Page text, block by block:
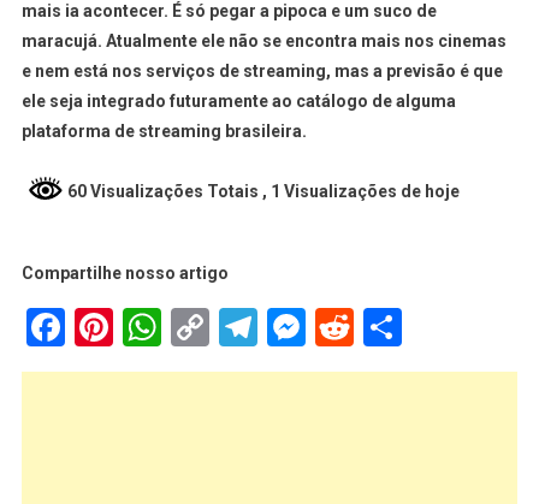
mais ia acontecer. É só pegar a pipoca e um suco de
maracujá. Atualmente ele não se encontra mais nos cinemas
e nem está nos serviços de streaming, mas a previsão é que
ele seja integrado futuramente ao catálogo de alguma
plataforma de streaming brasileira.
60 Visualizações Totais , 1 Visualizações de hoje
Compartilhe nosso artigo
Facebook
Pinterest
WhatsApp
Copy
Link
Telegram
Messenger
Reddit
Share